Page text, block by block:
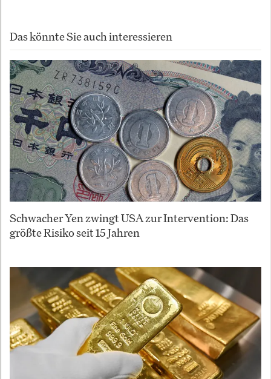
Das könnte Sie auch interessieren
Schwacher Yen zwingt USA zur Intervention: Das
größte Risiko seit 15 Jahren